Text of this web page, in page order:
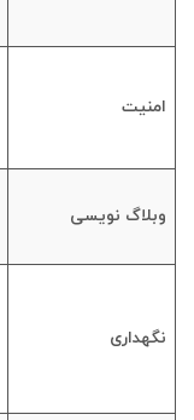
امنیت
وبلاگ نویسی
نگهداری